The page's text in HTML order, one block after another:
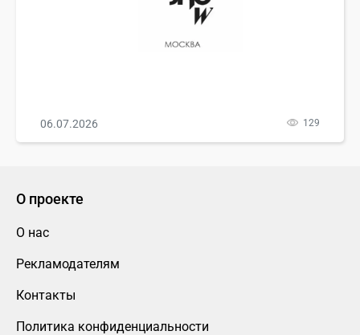
06.07.2026 129
О проекте
О нас
Рекламодателям
Контакты
Политика конфиденциальности